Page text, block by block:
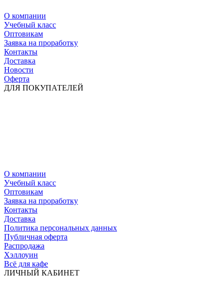
О компании
Учебный класс
Оптовикам
Заявка на проработку
Контакты
Доставка
Новости
Оферта
ДЛЯ ПОКУПАТЕЛЕЙ
О компании
Учебный класс
Оптовикам
Заявка на проработку
Контакты
Доставка
Политика персональных данных
Публичная оферта
Распродажа
Хэллоуин
Всё для кафе
ЛИЧНЫЙ КАБИНЕТ